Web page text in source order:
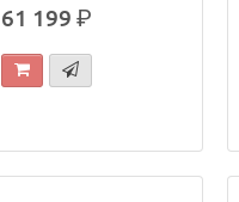
61 199 р.